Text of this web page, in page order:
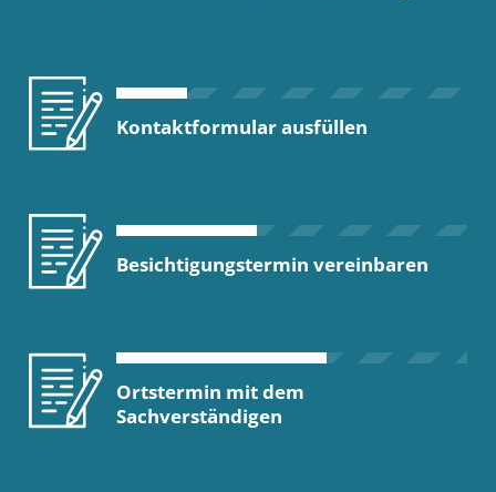
Kontaktformular ausfüllen
Besichtigungstermin vereinbaren
Ortstermin mit dem
Sachverständigen